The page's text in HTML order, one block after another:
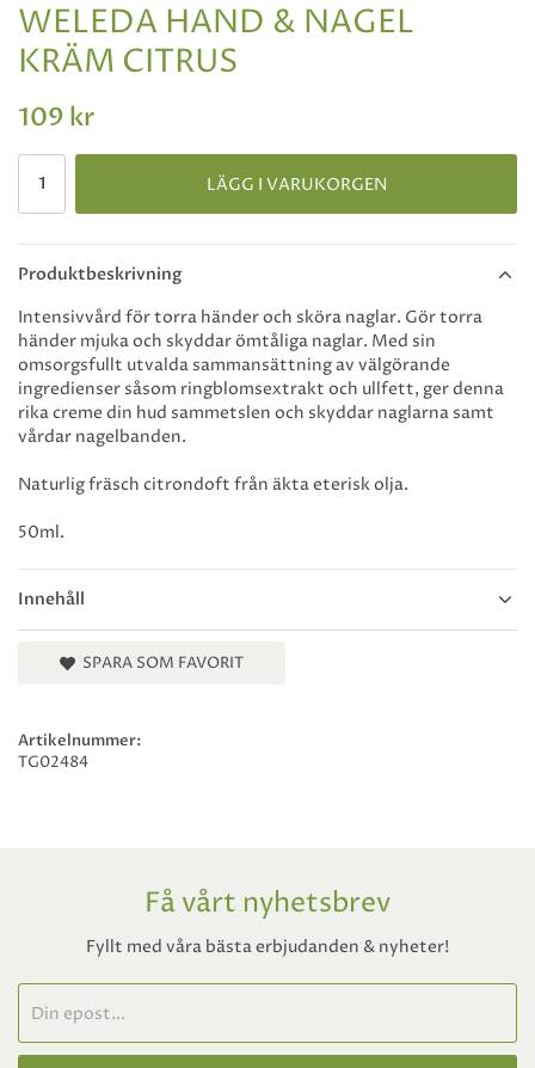
WELEDA HAND & NAGEL
KRÄM CITRUS
109 kr
LÄGG I VARUKORGEN
Produktbeskrivning
Innehåll
Intensivvård för torra händer och sköra naglar. Gör torra
händer mjuka och skyddar ömtåliga naglar. Med sin
omsorgsfullt utvalda sammansättning av välgörande
ingredienser såsom ringblomsextrakt och ullfett, ger denna
rika creme din hud sammetslen och skyddar naglarna samt
vårdar nagelbanden.
Naturlig fräsch citrondoft från äkta eterisk olja.
50ml.
SPARA SOM FAVORIT
Artikelnummer:
TG02484
Få vårt nyhetsbrev
Fyllt med våra bästa erbjudanden & nyheter!